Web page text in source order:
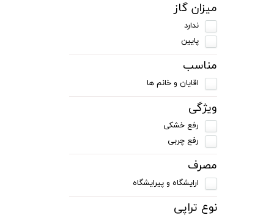
میزان گاز
ندارد
پایین
مناسب
اقایان و خانم ها
ویژگی
رفع خشکی
رفع چربی
مصرف
ارایشگاه و پیرایشگاه
نوع تراپی